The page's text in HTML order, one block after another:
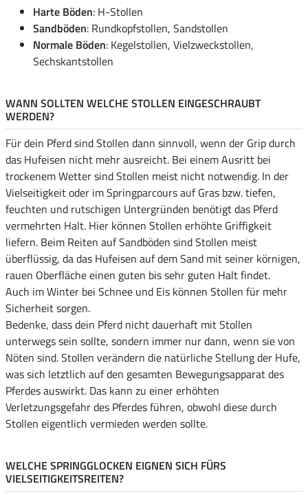
Harte Böden: H-Stollen
Sandböden: Rundkopfstollen, Sandstollen
Normale Böden: Kegelstollen, Vielzweckstollen,
Sechskantstollen
WANN SOLLTEN WELCHE STOLLEN EINGESCHRAUBT
WERDEN?
Für dein Pferd sind Stollen dann sinnvoll, wenn der Grip durch
das Hufeisen nicht mehr ausreicht. Bei einem Ausritt bei
trockenem Wetter sind Stollen meist nicht notwendig. In der
Vielseitigkeit oder im Springparcours auf Gras bzw. tiefen,
feuchten und rutschigen Untergründen benötigt das Pferd
vermehrten Halt. Hier können Stollen erhöhte Griffigkeit
liefern. Beim Reiten auf Sandböden sind Stollen meist
überflüssig, da das Hufeisen auf dem Sand mit seiner körnigen,
rauen Oberfläche einen guten bis sehr guten Halt findet.
Auch im Winter bei Schnee und Eis können Stollen für mehr
Sicherheit sorgen.
Bedenke, dass dein Pferd nicht dauerhaft mit Stollen
unterwegs sein sollte, sondern immer nur dann, wenn sie von
Nöten sind. Stollen verändern die natürliche Stellung der Hufe,
was sich letztlich auf den gesamten Bewegungsapparat des
Pferdes auswirkt. Das kann zu einer erhöhten
Verletzungsgefahr des Pferdes führen, obwohl diese durch
Stollen eigentlich vermieden werden sollte.
WELCHE SPRINGGLOCKEN EIGNEN SICH FÜRS
VIELSEITIGKEITSREITEN?